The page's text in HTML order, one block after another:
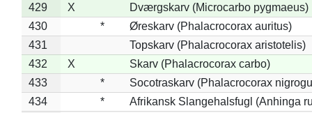
429
X
Dværgskarv (Microcarbo pygmaeus)
430
*
Øreskarv (Phalacrocorax auritus)
431
Topskarv (Phalacrocorax aristotelis)
432
X
Skarv (Phalacrocorax carbo)
433
*
Socotraskarv (Phalacrocorax
434
*
Afrikansk Slangehalsfugl (Anhinga